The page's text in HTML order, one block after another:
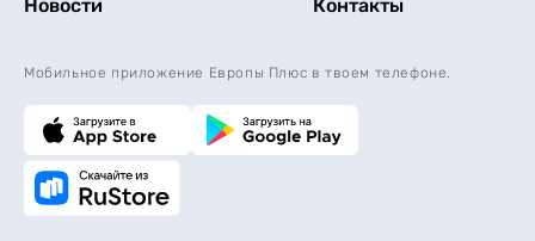
Новости Контакты
Мобильное приложение Европы Плюс в твоем телефоне.